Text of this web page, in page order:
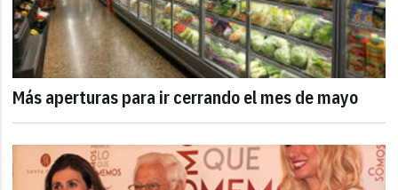
Más aperturas para ir cerrando el mes de mayo